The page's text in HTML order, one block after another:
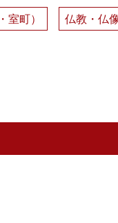
室町） 仏教・仏